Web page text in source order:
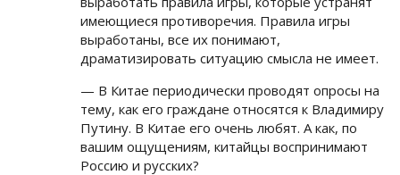
имеющиеся противоречия. Правила игры
выработаны, все их понимают,
драматизировать ситуацию смысла не имеет.
— В Китае периодически проводят опросы на
тему, как его граждане относятся к Владимиру
Путину. В Китае его очень любят. А как, по
вашим ощущениям, китайцы воспринимают
Россию и русских?